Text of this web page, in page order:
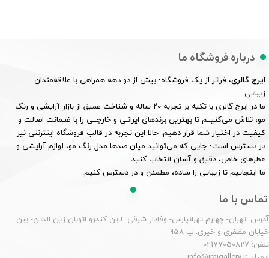
درباره فروشگاه ما
ایرج گالری، فراتر از یک فروشگاه؛ بیش از دو دهه همراهی با علاقه‌مندان
زیبایی.
ما در ایرج گالری با تکیه بر تجربه ۲۰ ساله و شناخت عمیق از بازار آرایشی و رنگ
مو، تلاش می‌کنیــم تا بهترین برندهای ایرانـی و خارجــی را با ضـمانت اصالت و
کیفیت در اختیار شما قرار دهیم. حالا این تجربه در قالب فروشگاه اینترنتی نیز
در دسترس است؛ جایی که می‌توانید میان صدها مدل رنگ مو، لوازم آرایشی و
عطرهای خاص، دقیق و آسان انتخاب کنید.
ما اینجاییم تا زیبایی را ساده، مطمئن و در دسترس کنیم.
تماس با ما
آدرس: تهران- چهارم تهرانپارس- وفادار شرقی لاین کندرو اتوبان زین الدین- بین
خیابان مظفری و خیری. پ 958
تلفن: 02177050827